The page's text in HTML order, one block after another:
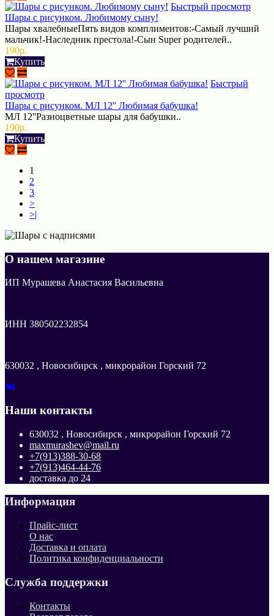
Быстрый просмотр
Шары с рисунком. Любимому сыну!
Шары хвалебныеПять видов комплиментов:-Самый лучший
мальчик!-Наследник престола!-Сын Super родителей..
190р.
Купить
Быстрый
просмотр
Шары с рисунком. МЛ 12'' Любимая бабушка!
МЛ 12''Разноцветные шары для бабушки..
190р.
Купить
1
2
3
>
>|
О нашем магазине
ИП Мурашева Анастасия Васильевна
ИНН 380502232854
630032 , Новосибирск , микрорайон Горский 72
Наши контакты
630032 , Новосибирск , микрорайон Горский 72
maxmurashev@mail.ru
+7(913)388-30-68
+7(913)464-44-76
доставка до 24
Информация
Прайс-лист
О нас
Доставка и оплата
Политика конфиденциальности
Служба поддержки
Контакты